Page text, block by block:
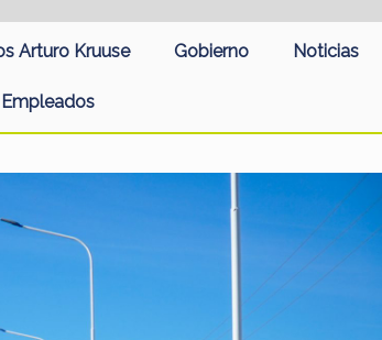
Arturo Kruuse Gobierno Noticias